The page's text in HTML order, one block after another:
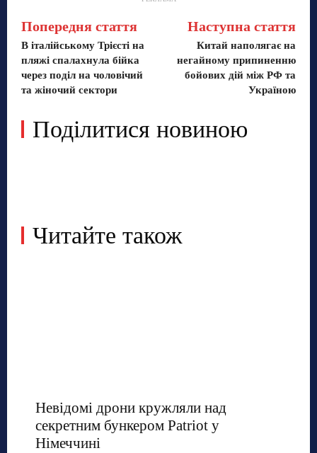
Попередня стаття
В італійському Трієсті на
пляжі спалахнула бійка
через поділ на чоловічий
та жіночий сектори
Наступна стаття
Китай наполягає на
негайному припиненню
бойових дій між РФ та
Україною
Поділитися новиною
Читайте також
Невідомі дрони кружляли над
секретним бункером Patriot у
Німеччині